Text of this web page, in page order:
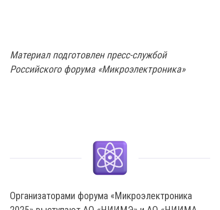
Материал подготовлен пресс-службой
Российского форума «Микроэлектроника»
Организаторами форума «Микроэлектроника